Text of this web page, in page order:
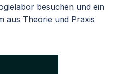
besuchen und ein
aus Theorie und Praxis